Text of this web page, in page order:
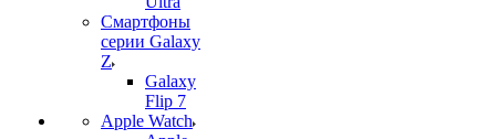
Смартфоны
серии Galaxy
Z
Galaxy
Flip 7
Apple Watch